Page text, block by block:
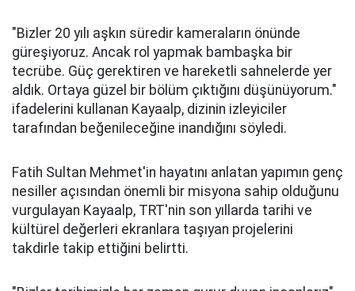
"Bizler 20 yılı aşkın süredir kameraların önünde
güreşiyoruz. Ancak rol yapmak bambaşka bir
tecrübe. Güç gerektiren ve hareketli sahnelerde yer
aldık. Ortaya güzel bir bölüm çıktığını düşünüyorum."
ifadelerini kullanan Kayaalp, dizinin izleyiciler
tarafından beğenileceğine inandığını söyledi.
Fatih Sultan Mehmet'in hayatını anlatan yapımın genç
nesiller açısından önemli bir misyona sahip olduğunu
vurgulayan Kayaalp, TRT'nin son yıllarda tarihi ve
kültürel değerleri ekranlara taşıyan projelerini
takdirle takip ettiğini belirtti.